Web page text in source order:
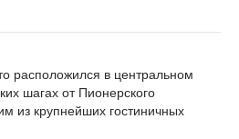
расположился в центральном
шагах от Пионерского
из крупнейших гостиничных